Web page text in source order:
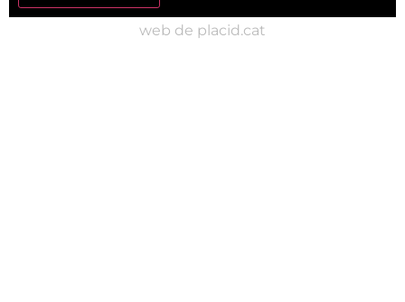
web de placid.cat